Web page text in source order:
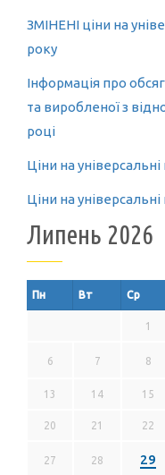
ЗМІНЕНІ ціни на
року
Інформація про
та виробленої з
році
Ціни на
Ціни на
Липень 2026
Пн Вт Ср
1
6 7 8
13 14 15
20 21 22
27 28 29